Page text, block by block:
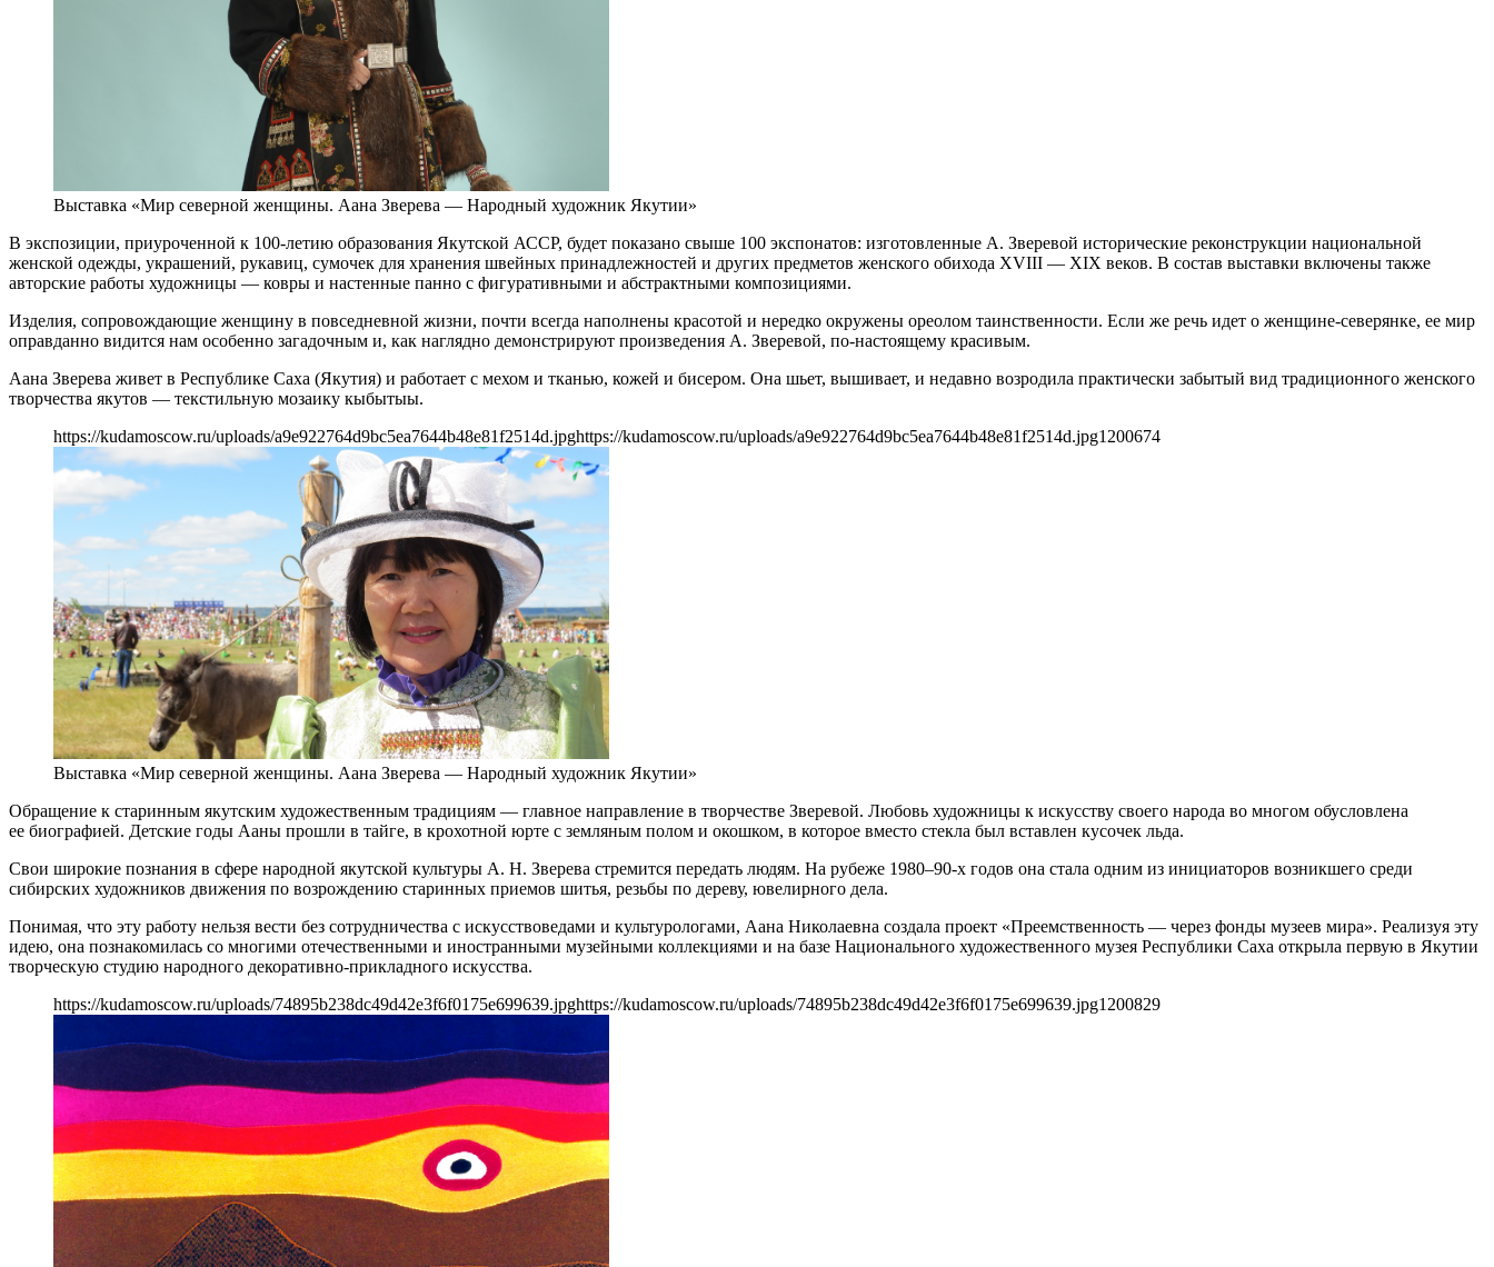
Выставка «Мир северной женщины. Аана Зверева — Народный художник Якутии»
В экспозиции, приуроченной к 100-летию образования Якутской АССР, будет показано свыше 100 экспонатов: изготовленные А. Зверевой исторические реконструкции национальной
женской одежды, украшений, рукавиц, сумочек для хранения швейных принадлежностей и других предметов женского обихода XVIII — XIX веков. В состав выставки включены также
авторские работы художницы — ковры и настенные панно с фигуративными и абстрактными композициями.
Изделия, сопровождающие женщину в повседневной жизни, почти всегда наполнены красотой и нередко окружены ореолом таинственности. Если же речь идет о женщине-северянке, ее мир
оправданно видится нам особенно загадочным и, как наглядно демонстрируют произведения А. Зверевой, по-настоящему красивым.
Аана Зверева живет в Республике Саха (Якутия) и работает с мехом и тканью, кожей и бисером. Она шьет, вышивает, и недавно возродила практически забытый вид традиционного женского
творчества якутов — текстильную мозаику кыбытыы.
https://kudamoscow.ru/uploads/a9e922764d9bc5ea7644b48e81f2514d.jpghttps://kudamoscow.ru/uploads/a9e922764d9bc5ea7644b48e81f2514d.jpg1200674
Выставка «Мир северной женщины. Аана Зверева — Народный художник Якутии»
Обращение к старинным якутским художественным традициям — главное направление в творчестве Зверевой. Любовь художницы к искусству своего народа во многом обусловлена
ее биографией. Детские годы Ааны прошли в тайге, в крохотной юрте с земляным полом и окошком, в которое вместо стекла был вставлен кусочек льда.
Свои широкие познания в сфере народной якутской культуры А. Н. Зверева стремится передать людям. На рубеже 1980–90-х годов она стала одним из инициаторов возникшего среди
сибирских художников движения по возрождению старинных приемов шитья, резьбы по дереву, ювелирного дела.
Понимая, что эту работу нельзя вести без сотрудничества с искусствоведами и культурологами, Аана Николаевна создала проект «Преемственность — через фонды музеев мира». Реализуя эту
идею, она познакомилась со многими отечественными и иностранными музейными коллекциями и на базе Национального художественного музея Республики Саха открыла первую в Якутии
творческую студию народного декоративно-прикладного искусства.
https://kudamoscow.ru/uploads/74895b238dc49d42e3f6f0175e699639.jpghttps://kudamoscow.ru/uploads/74895b238dc49d42e3f6f0175e699639.jpg1200829